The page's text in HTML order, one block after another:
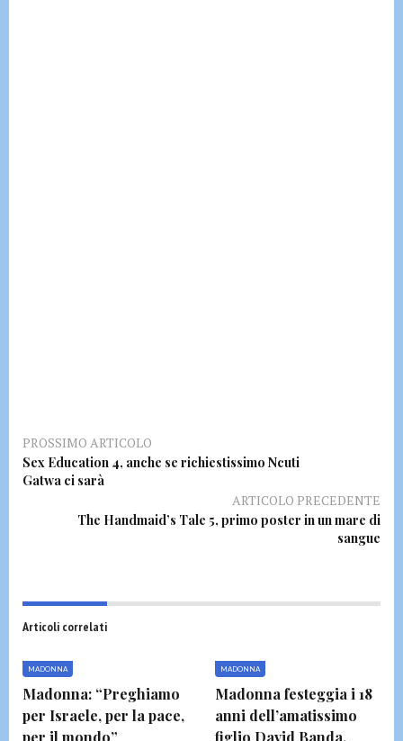
PROSSIMO ARTICOLO
Sex Education 4, anche se richiestissimo Ncuti
Gatwa ci sarà
ARTICOLO PRECEDENTE
The Handmaid’s Tale 5, primo poster in un mare di
sangue
Articoli correlati
MADONNA
Madonna: “Preghiamo
per Israele, per la pace,
per il mondo”
MADONNA
Madonna festeggia i 18
anni dell’amatissimo
figlio David Banda,